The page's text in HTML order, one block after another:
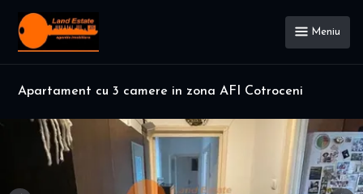
Meniu
Apartament cu 3 camere in zona AFI Cotroceni